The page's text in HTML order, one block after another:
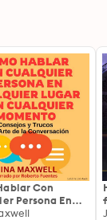
Con
Persona En
Lugar Y En